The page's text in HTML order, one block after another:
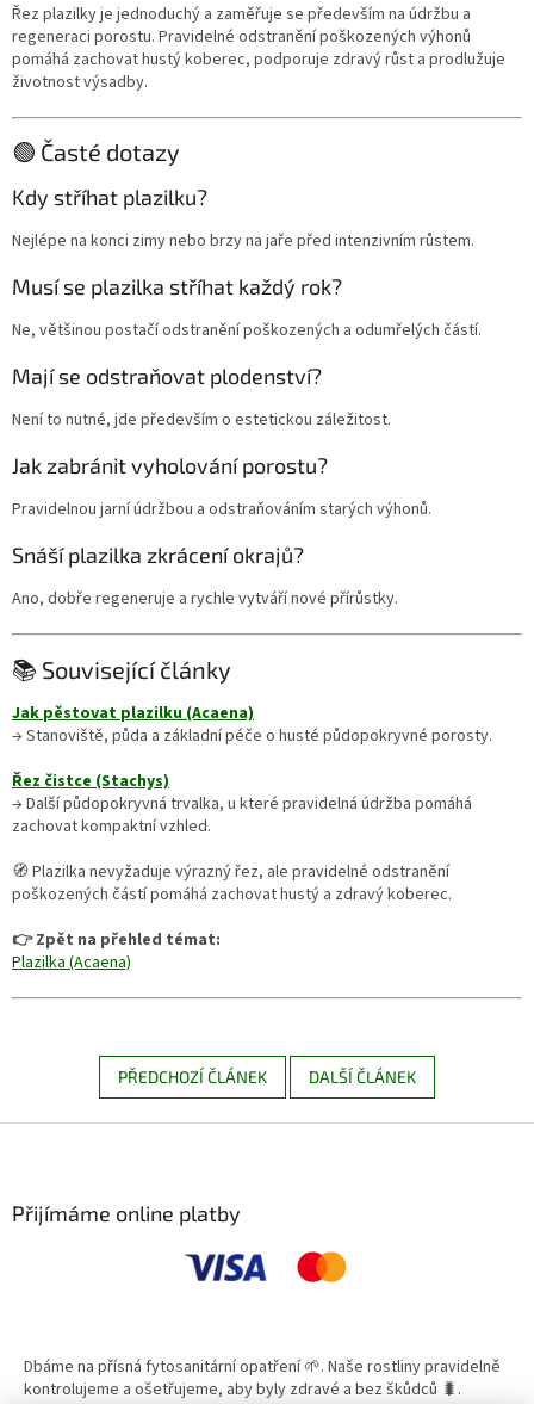
Řez plazilky je jednoduchý a zaměřuje se především na údržbu a
regeneraci porostu. Pravidelné odstranění poškozených výhonů
pomáhá zachovat hustý koberec, podporuje zdravý růst a prodlužuje
životnost výsadby.
🟢 Časté dotazy
Kdy stříhat plazilku?
Nejlépe na konci zimy nebo brzy na jaře před intenzivním růstem.
Musí se plazilka stříhat každý rok?
Ne, většinou postačí odstranění poškozených a odumřelých částí.
Mají se odstraňovat plodenství?
Není to nutné, jde především o estetickou záležitost.
Jak zabránit vyholování porostu?
Pravidelnou jarní údržbou a odstraňováním starých výhonů.
Snáší plazilka zkrácení okrajů?
Ano, dobře regeneruje a rychle vytváří nové přírůstky.
📚 Související články
Jak pěstovat plazilku (Acaena)
→ Stanoviště, půda a základní péče o husté půdopokryvné porosty.
Řez čistce (Stachys)
→ Další půdopokryvná trvalka, u které pravidelná údržba pomáhá
zachovat kompaktní vzhled.
🧭 Plazilka nevyžaduje výrazný řez, ale pravidelné odstranění
poškozených částí pomáhá zachovat hustý a zdravý koberec.
👉 Zpět na přehled témat:
Plazilka (Acaena)
PŘEDCHOZÍ ČLÁNEK DALŠÍ ČLÁNEK
Přijímáme online platby
Dbáme na přísná fytosanitární opatření 🌱. Naše rostliny pravidelně
kontrolujeme a ošetřujeme, aby byly zdravé a bez škůdců 🐛.